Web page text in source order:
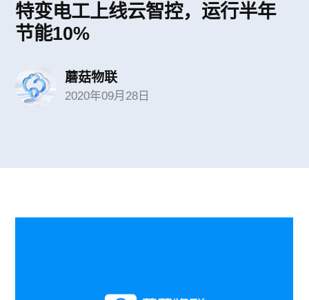
AI技术
实施服务
特变电工上线云智控，运行半年
节能10%
蘑菇物联
2020年09月28日